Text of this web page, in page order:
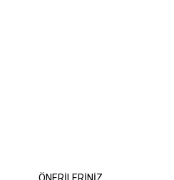
ÖNERİLERİNİZ